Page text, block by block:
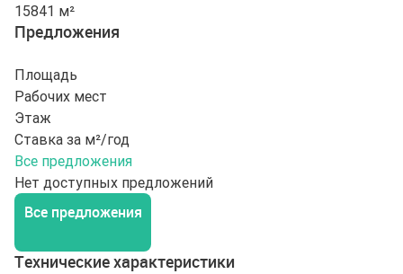
15841 м²
Предложения
Площадь
Рабочих мест
Этаж
Ставка за м²/год
Все предложения
Нет доступных предложений
Все предложения
Технические характеристики